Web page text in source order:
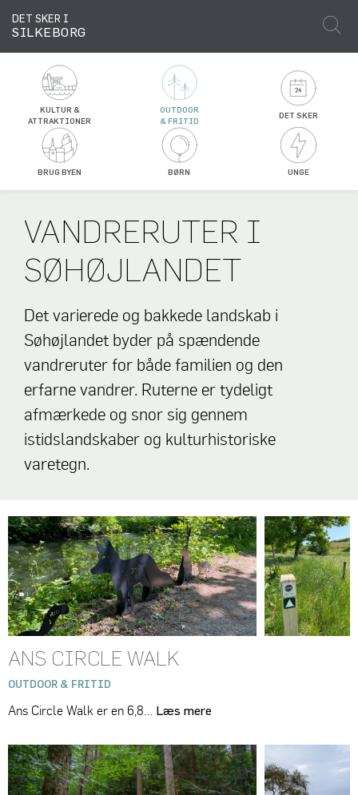
DET SKER I
SILKEBORG
KULTUR &
ATTRAKTIONER
OUTDOOR
& FRITID
DET SKER
BRUG BYEN BØRN UNGE
VANDRERUTER I
SØHØJLANDET
Det varierede og bakkede landskab i
Søhøjlandet byder på spændende
vandreruter for både familien og den
erfarne vandrer. Ruterne er tydeligt
afmærkede og snor sig gennem
istidslandskaber og kulturhistoriske
varetegn.
ANS CIRCLE WALK
OUTDOOR & FRITID
Ans Circle Walk er en 6,8… Læs mere